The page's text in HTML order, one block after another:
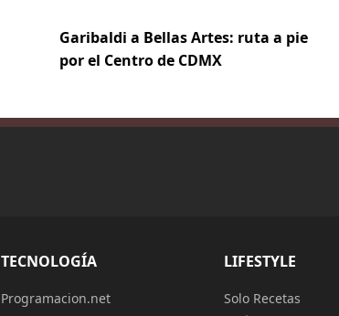
Garibaldi a Bellas Artes: ruta a pie
por el Centro de CDMX
TECNOLOGÍA
Programacion.net
LIFESTYLE
Solo Recetas